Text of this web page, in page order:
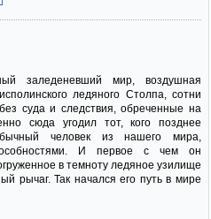
заледеневший мир, воздушная
ледяного Столпа, сотни
суда и следствия, обреченные на
сюда угодил тот, кого позднее
человек из нашего мира,
И первое с чем он
в темноту ледяное узилище
рычаг. Так начался его путь в мире